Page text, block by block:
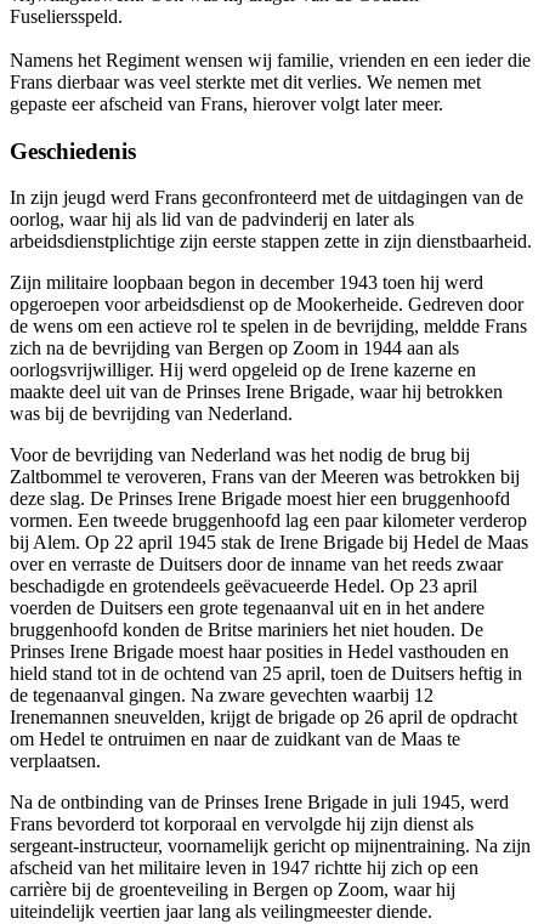
Fuseliersspeld.
Namens het Regiment wensen wij familie, vrienden en een ieder die
Frans dierbaar was veel sterkte met dit verlies. We nemen met
gepaste eer afscheid van Frans, hierover volgt later meer.
Geschiedenis
In zijn jeugd werd Frans geconfronteerd met de uitdagingen van de
oorlog, waar hij als lid van de padvinderij en later als
arbeidsdienstplichtige zijn eerste stappen zette in zijn dienstbaarheid.
Zijn militaire loopbaan begon in december 1943 toen hij werd
opgeroepen voor arbeidsdienst op de Mookerheide. Gedreven door
de wens om een actieve rol te spelen in de bevrijding, meldde Frans
zich na de bevrijding van Bergen op Zoom in 1944 aan als
oorlogsvrijwilliger. Hij werd opgeleid op de Irene kazerne en
maakte deel uit van de Prinses Irene Brigade, waar hij betrokken
was bij de bevrijding van Nederland.
Voor de bevrijding van Nederland was het nodig de brug bij
Zaltbommel te veroveren, Frans van der Meeren was betrokken bij
deze slag. De Prinses Irene Brigade moest hier een bruggenhoofd
vormen. Een tweede bruggenhoofd lag een paar kilometer verderop
bij Alem. Op 22 april 1945 stak de Irene Brigade bij Hedel de Maas
over en verraste de Duitsers door de inname van het reeds zwaar
beschadigde en grotendeels geëvacueerde Hedel. Op 23 april
voerden de Duitsers een grote tegenaanval uit en in het andere
bruggenhoofd konden de Britse mariniers het niet houden. De
Prinses Irene Brigade moest haar posities in Hedel vasthouden en
hield stand tot in de ochtend van 25 april, toen de Duitsers heftig in
de tegenaanval gingen. Na zware gevechten waarbij 12
Irenemannen sneuvelden, krijgt de brigade op 26 april de opdracht
om Hedel te ontruimen en naar de zuidkant van de Maas te
verplaatsen.
Na de ontbinding van de Prinses Irene Brigade in juli 1945, werd
Frans bevorderd tot korporaal en vervolgde hij zijn dienst als
sergeant-instructeur, voornamelijk gericht op mijnentraining. Na zijn
afscheid van het militaire leven in 1947 richtte hij zich op een
carrière bij de groenteveiling in Bergen op Zoom, waar hij
uiteindelijk veertien jaar lang als veilingmeester diende.